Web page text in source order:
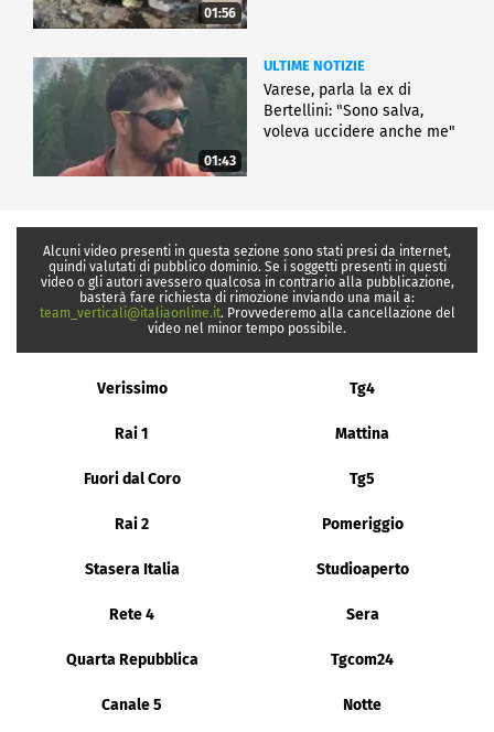
01:56
01:43
ULTIME NOTIZIE
Varese, parla la ex di
Bertellini: "Sono salva,
voleva uccidere anche me"
Alcuni video presenti in questa sezione sono stati presi da internet,
quindi valutati di pubblico dominio. Se i soggetti presenti in questi
video o gli autori avessero qualcosa in contrario alla pubblicazione,
basterà fare richiesta di rimozione inviando una mail a:
team_verticali@italiaonline.it. Provvederemo alla cancellazione del
video nel minor tempo possibile.
Verissimo Tg4
Rai 1 Mattina
Fuori dal Coro Tg5
Rai 2 Pomeriggio
Stasera Italia Studioaperto
Rete 4 Sera
Quarta Repubblica Tgcom24
Canale 5 Notte